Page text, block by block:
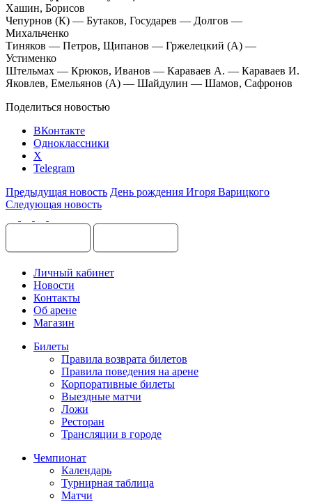
Хашин, Борисов
Чепурнов (К) — Бутаков, Государев — Долгов —
Михальченко
Тиняков — Петров, Щипанов — Гржелецкий (А) —
Устименко
Штельмах — Крюков, Иванов — Караваев А. — Караваев И.
Яковлев, Емельянов (А) — Шайдулин — Шамов, Сафронов
Поделиться новостью
ВКонтакте
Одноклассники
X
Telegram
Предыдущая новость День рождения Игоря Варицкого
Следующая новость
Личный кабинет
Новости
Контакты
Об арене
Магазин
Билеты
Правила возврата билетов
Правила поведения на арене
Корпоративные билеты
Выездные матчи
Ложи
Ресторан
Трансляции в городе
Чемпионат
Календарь
Турнирная таблица
Матчи